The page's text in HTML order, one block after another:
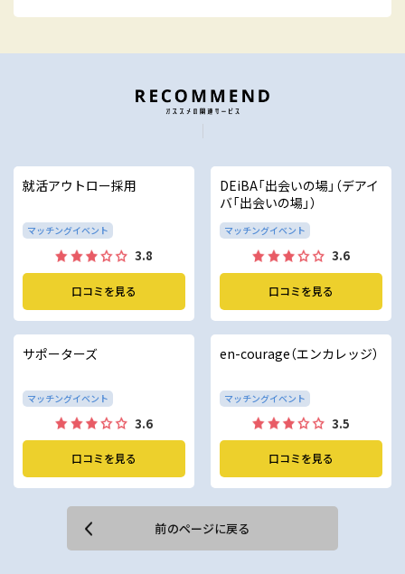
就活アウトロー採用
マッチングイベント
3.8
口コミを見る
DEiBA「出会いの場」（デアイ
バ「出会いの場」）
マッチングイベント
3.6
口コミを見る
サポーターズ
マッチングイベント
3.6
口コミを見る
en-courage（エンカレッジ）
マッチングイベント
3.5
口コミを見る
前のページに戻る